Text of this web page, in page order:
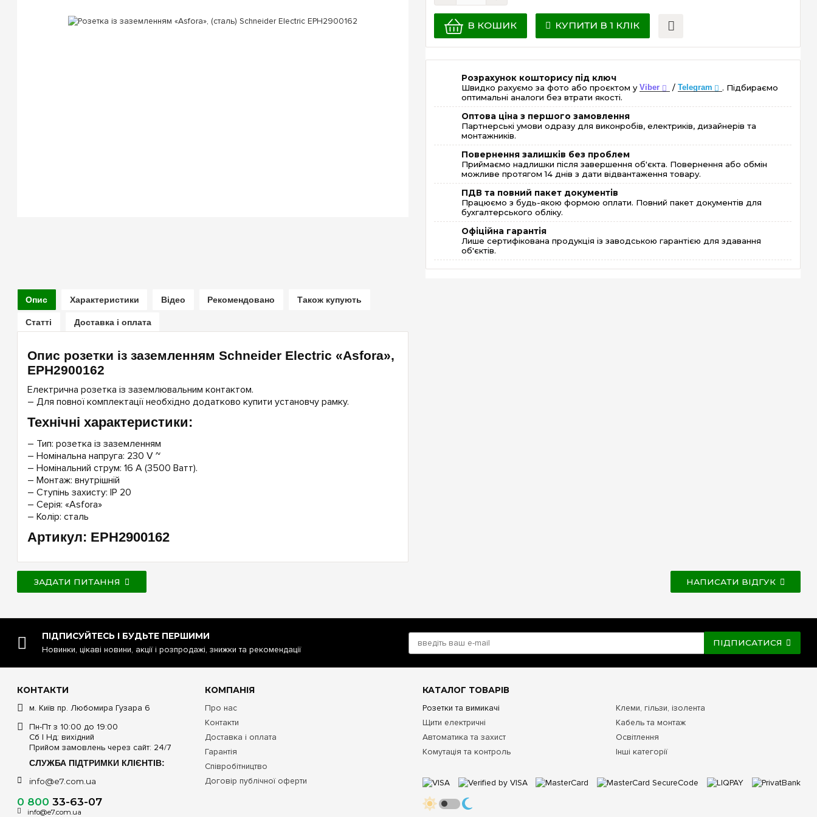
В КОШИК КУПИТИ В 1 КЛІК
Розрахунок кошторису під ключ
Швидко рахуємо за фото або проєктом уViber / Telegram
. Підбираємо
оптимальні аналоги без втрати якості.
Оптова ціна з першого замовлення
Партнерські умови одразу для виконробів, електриків, дизайнерів та
монтажників.
Повернення залишків без проблем
Приймаємо надлишки після завершення об'єкта. Повернення або обмін
можливе протягом 14 днів з дати відвантаження товару.
ПДВ та повний пакет документів
Працюємо з будь-якою формою оплати. Повний пакет документів для
бухгалтерського обліку.
Офіційна гарантія
Лише сертифікована продукція із заводською гарантією для здавання
об'єктів.
Опис Характеристики Відео Рекомендовано Також купують
Статті Доставка і оплата
Опис розетки із заземленням Schneider Electric «Asfora»,
EPH2900162
Електрична розетка із заземлювальним контактом.
– Для повної комплектації необхідно додатково купити установчу рамку.
Технічні характеристики:
– Тип: розетка із заземленням
– Номінальна напруга: 230 V ~
– Номінальний струм: 16 А (3500 Ватт).
– Монтаж: внутрішній
– Ступінь захисту: IP 20
– Серія: «Asfora»
– Колір: сталь
Артикул: EPH2900162
ЗАДАТИ ПИТАННЯ НАПИСАТИ ВІДГУК
ПІДПИСУЙТЕСЬ І БУДЬТЕ ПЕРШИМИ
Новинки, цікаві новини, акції і розпродажі, знижки та рекомендації
ПІДПИСАТИСЯ
КОНТАКТИ
м. Київ пр. Любомира Гузара 6
Пн-Пт з 10:00 до 19:00
Сб | Нд: вихідний
Прийом замовлень через сайт: 24/7
СЛУЖБА ПІДТРИМКИ КЛІЄНТІВ:
info@e7.com.ua
0 800 33-63-07
info@e7.com.ua
КОМПАНІЯ
Про нас
Контакти
Доставка і оплата
Гарантія
Співробітництво
Договір публічної оферти
КАТАЛОГ ТОВАРІВ
Розетки та вимикачі
Щити електричні
Автоматика та захист
Комутація та контроль
Клеми, гільзи, ізолента
Кабель та монтаж
Освітлення
Інші категорії